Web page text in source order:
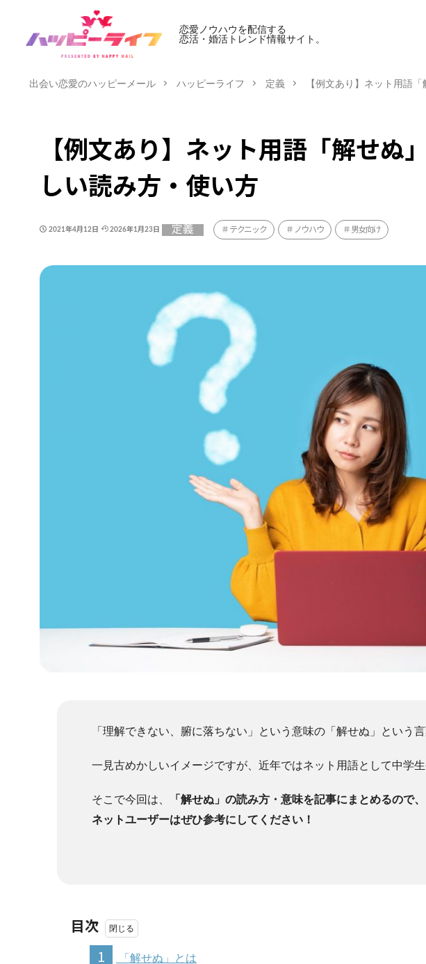
恋愛ノウハウを配信する
恋活・婚活トレンド情報サイト。
出会い恋愛のハッピーメール ハッピーライフ 定義 【例文あり】ネット用語
【例文あり】ネット用語「解せぬ
しい読み方・使い方
2021年4月12日 2026年1月23日 定義 テクニック ノウハウ 男女向け
「理解できない、腑に落ちない」という意味の「解せぬ」という言
一見古めかしいイメージですが、近年ではネット用語として中学
そこで今回は、
「解せぬ」の読み方・意味を記事にまとめるので
ネットユーザーはぜひ参考にしてください！
目次
1
「解せぬ」とは